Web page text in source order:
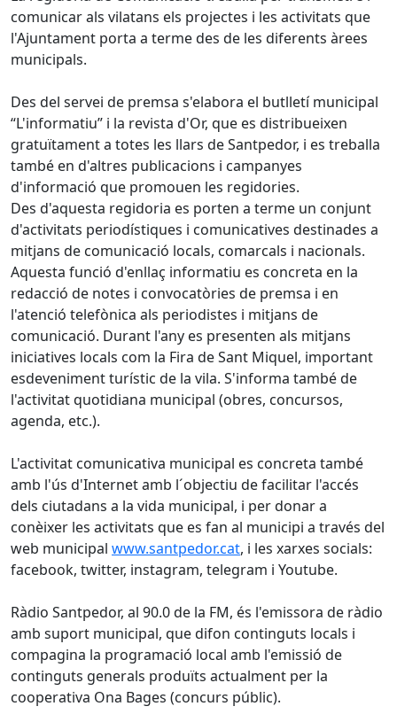
comunicar als vilatans els projectes i les activitats que
l'Ajuntament porta a terme des de les diferents àrees
municipals.
Des del servei de premsa s'elabora el butlletí municipal
“L'informatiu” i la revista d'Or, que es distribueixen
gratuïtament a totes les llars de Santpedor, i es treballa
també en d'altres publicacions i campanyes
d'informació que promouen les regidories.
Des d'aquesta regidoria es porten a terme un conjunt
d'activitats periodístiques i comunicatives destinades a
mitjans de comunicació locals, comarcals i nacionals.
Aquesta funció d'enllaç informatiu es concreta en la
redacció de notes i convocatòries de premsa i en
l'atenció telefònica als periodistes i mitjans de
comunicació. Durant l'any es presenten als mitjans
iniciatives locals com la Fira de Sant Miquel, important
esdeveniment turístic de la vila. S'informa també de
l'activitat quotidiana municipal (obres, concursos,
agenda, etc.).
L'activitat comunicativa municipal es concreta també
amb l'ús d'Internet amb l´objectiu de facilitar l'accés
dels ciutadans a la vida municipal, i per donar a
conèixer les activitats que es fan al municipi a través del
web municipal www.santpedor.cat, i les xarxes socials:
facebook, twitter, instagram, telegram i Youtube.
Ràdio Santpedor, al 90.0 de la FM, és l'emissora de ràdio
amb suport municipal, que difon continguts locals i
compagina la programació local amb l'emissió de
continguts generals produïts actualment per la
cooperativa Ona Bages (concurs públic).